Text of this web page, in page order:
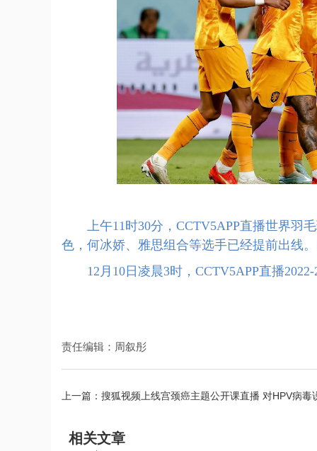
上午11时30分，CCTV5APP直播世界羽
色，何冰娇、雅思组合等选手已经提前出线
12月10日凌晨3时，CCTV5APP直播2022-
责任编辑：周叙彤
上一篇： 搜狐视频上线宫颈癌主题公开课直播 对HPV病毒
相关文章